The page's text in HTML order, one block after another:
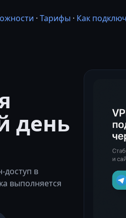
· Тарифы · Как
день
доступ в
выполняется